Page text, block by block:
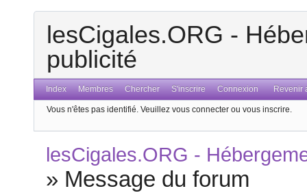
lesCigales.ORG -
publicité
Index Membres Chercher S'inscrire Connexion Revenir
Vous n'êtes pas identifié. Veuillez vous connecter ou vous inscrire.
lesCigales.ORG -
» Message du forum